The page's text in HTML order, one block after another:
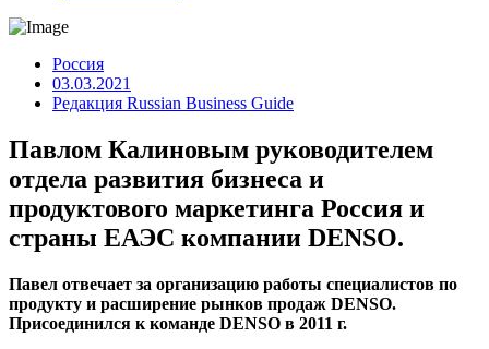
Россия
03.03.2021
Редакция Russian Business Guide
Павлом Калиновым руководителем
отдела развития бизнеса и
продуктового маркетинга Россия и
страны ЕАЭС компании DENSO.
Павел отвечает за организацию работы специалистов по
продукту и расширение рынков продаж DENSO.
Присоединился к команде DENSO в 2011 г.